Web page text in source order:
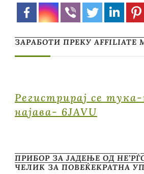
ЗАРАБОТИ ПРЕКУ AFFILIATE
Регистрирај се тука-
најава- 6JAVU
ПРИБОР ЗА ЈАДЕЊЕ ОД
ЧЕЛИК ЗА ПОВЕЌЕКРАТНА